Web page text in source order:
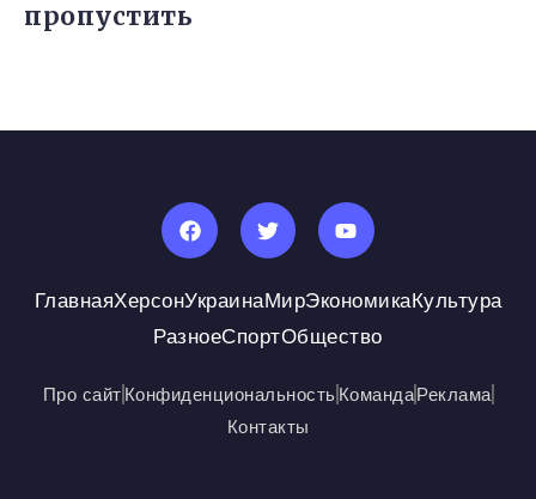
пропустить
ГлавнаяХерсонУкраинаМирЭкономикаКультура
РазноеСпортОбщество
Про сайтКонфиденциональностьКомандаРеклама
Контакты